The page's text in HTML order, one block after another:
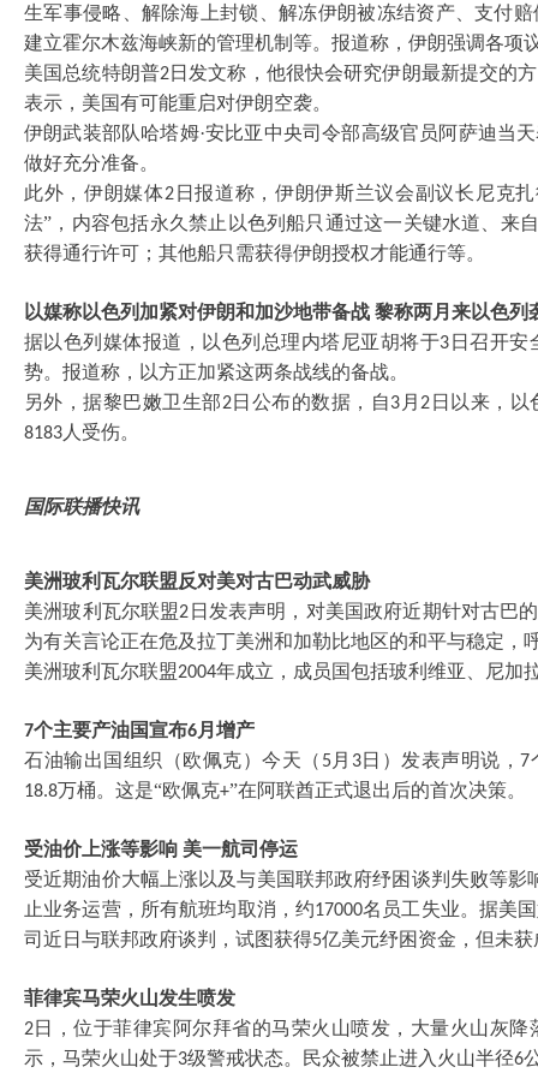
生军事侵略、解除海上封锁、解冻伊朗被冻结资产、支付
建立霍尔木兹海峡新的管理机制等。报道称，伊朗强调各项
美国总统特朗普2日发文称，他很快会研究伊朗最新提交的
表示，美国有可能重启对伊朗空袭。
伊朗武装部队哈塔姆·安比亚中央司令部高级官员阿萨迪当
做好充分准备。
此外，伊朗媒体2日报道称，伊朗伊斯兰议会副议长尼克
法”，内容包括永久禁止以色列船只通过这一关键水道、来
获得通行许可；其他船只需获得伊朗授权才能通行等。
以媒称以色列加紧对伊朗和加沙地带备战 黎称两月来以色列
据以色列媒体报道，以色列总理内塔尼亚胡将于3 日召开安
势。报道称，以方正加紧这两条战线的备战。
另外，据黎巴嫩卫生部2日公布的数据，自3 月 2 日以来，
8183 人受伤。
国际联播快讯
美洲玻利瓦尔联盟反对美对古巴动武威胁
美洲玻利瓦尔联盟2 日发表声明，对美国政府近期针对古巴
为有关言论正在危及拉丁美洲和加勒比地区的和平与稳定
美洲玻利瓦尔联盟2004年成立，成员国包括玻利维亚、尼加
7个主要产油国宣布6月增产
石油输出国组织（欧佩克）今天（ 5月 3日）发表声明说，7
18.8万桶。这是“欧佩克+”在阿联酋正式退出后的首次决策。
受油价上涨等影响 美一航司停运
受近期油价大幅上涨以及与美国联邦政府纾困谈判失败等
止业务运营，所有航班均取消，约17000名员工失业。据美
司近日与联邦政府谈判，试图获得5亿美元纾困资金，但未获
菲律宾马荣火山发生喷发
2日，位于菲律宾阿尔拜省的马荣火山喷发，大量火山灰
示，马荣火山处于3级警戒状态。民众被禁止进入火山半径6